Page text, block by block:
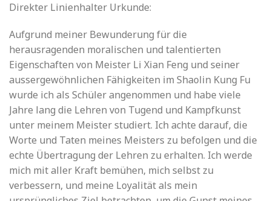
Direkter Linienhalter Urkunde:
Aufgrund meiner Bewunderung für die
herausragenden moralischen und talentierten
Eigenschaften von Meister Li Xian Feng und seiner
aussergewöhnlichen Fähigkeiten im Shaolin Kung Fu
wurde ich als Schüler angenommen und habe viele
Jahre lang die Lehren von Tugend und Kampfkunst
unter meinem Meister studiert. Ich achte darauf, die
Worte und Taten meines Meisters zu befolgen und die
echte Übertragung der Lehren zu erhalten. Ich werde
mich mit aller Kraft bemühen, mich selbst zu
verbessern, und meine Loyalität als mein